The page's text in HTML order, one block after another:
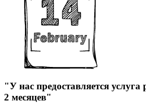
"У нас предоставляется услуга
2 месяцев"